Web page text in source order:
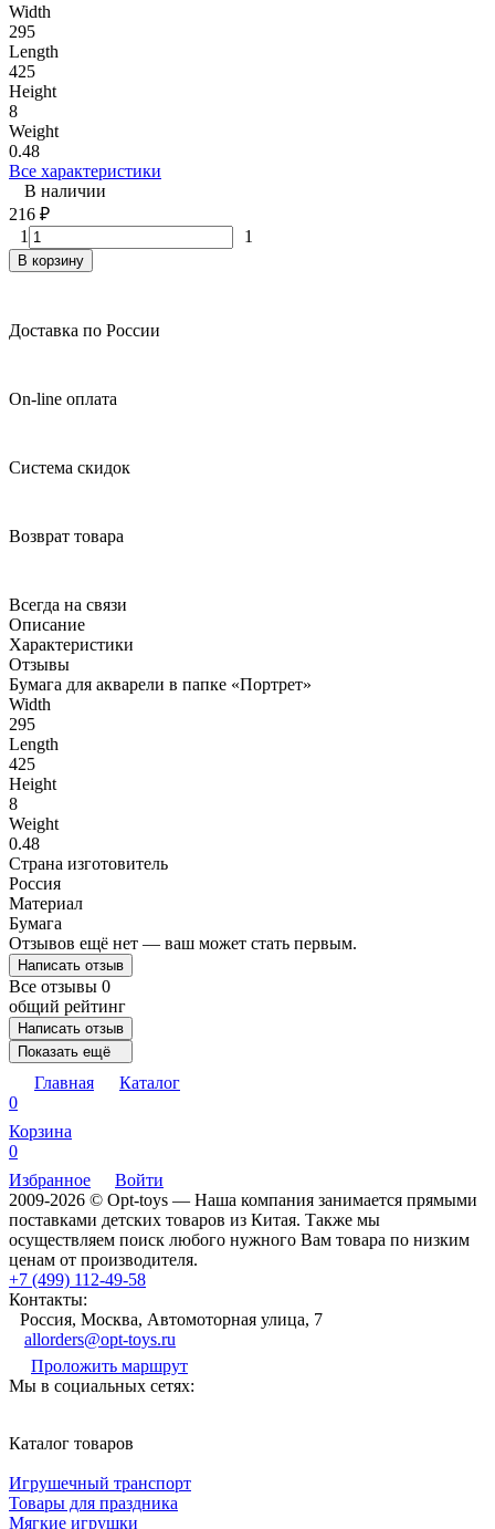
Width
295
Length
425
Height
8
Weight
0.48
Все характеристики
В наличии
216 ₽
1
1
В корзину
Доставка по России
On-line оплата
Система скидок
Возврат товара
Всегда на связи
Описание
Характеристики
Отзывы
Бумага для акварели в папке «Портрет»
Width
295
Length
425
Height
8
Weight
0.48
Страна изготовитель
Россия
Материал
Бумага
Отзывов ещё нет — ваш может стать первым.
Написать отзыв
Все отзывы 0
общий рейтинг
Написать отзыв
Показать ещё
Главная
Каталог
0
Корзина
0
Избранное
Войти
2009-2026 © Opt-toys — Наша компания занимается прямыми
поставками детских товаров из Китая. Также мы
осуществляем поиск любого нужного Вам товара по низким
ценам от производителя.
+7 (499) 112-49-58
Контакты:
Россия, Москва, Автомоторная улица, 7
allorders@opt-toys.ru
Проложить маршрут
Мы в социальных сетях:
Каталог товаров
Игрушечный транспорт
Товары для праздника
Мягкие игрушки